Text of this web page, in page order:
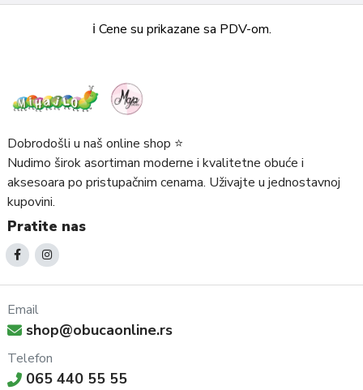
ℹ️ Cene su prikazane sa PDV-om.
Email
shop@obucaonline.rs
Telefon
065 440 55 55
Dobrodošli u naš online shop ⭐️
Nudimo širok asortiman moderne i kvalitetne obuće i
aksesoara po pristupačnim cenama. Uživajte u jednostavnoj
kupovini.
Pratite nas